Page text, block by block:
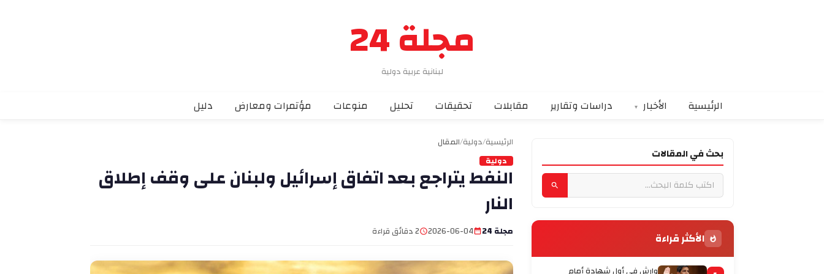
مجلة 24
لبنانية عربية دولية
الرئيسية الأخبار دراسات وتقارير مقابلات تحقيقات تحليل منوعات مؤتمرات ومعارض دليل
الرئيسية/دولية/المقال
دولية
النفط يتراجع بعد اتفاق إسرائيل ولبنان على وقف إطلاق
النار
مجلة 24 2026-06-04 2 دقائق قراءة
بحث في المقالات
الأكثر قراءة
وارش في أول شهادة أمام